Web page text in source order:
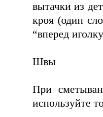
вытачки из
кроя (один
“вперед
Швы
При
используйте